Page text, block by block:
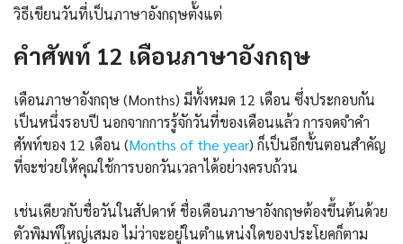
วิธีเขียนวันที่เป็นภาษาอังกฤษตั้งแต่
คำศัพท์ 12 เดือนภาษาอังกฤษ
เดือนภาษาอังกฤษ (Months) มีทั้งหมด 12 เดือน ซึ่งประกอบกัน
เป็นหนึ่งรอบปี นอกจากการรู้จักวันที่ของเดือนแล้ว การจดจำคำ
ศัพท์ของ 12 เดือน (Months of the year) ก็เป็นอีกขั้นตอนสำคัญ
ที่จะช่วยให้คุณใช้การบอกวันเวลาได้อย่างครบถ้วน
เช่นเดียวกับชื่อวันในสัปดาห์ ชื่อเดือนภาษาอังกฤษต้องขึ้นต้นด้วย
ตัวพิมพ์ใหญ่เสมอ ไม่ว่าจะอยู่ในตำแหน่งใดของประโยคก็ตาม